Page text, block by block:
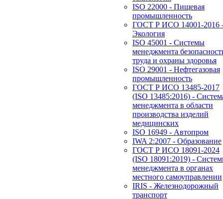
ISO 22000 - Пищевая
промышленность
ГОСТ Р ИСО 14001-2016
Экология
ISO 45001 - Системы
менеджмента
труда и охраны здоровья
ISO 29001 - Нефтегазовая
промышленность
ГОСТ Р ИСО 13485-2017
(ISO 13485:2016) -
менеджмента в области
производства изделий
медицинских
ISO 16949 - Автопром
IWA 2:2007 - Образование
ГОСТ Р ИСО 18091-2024
(ISO 18091:2019) -
менеджмента в органах
местного самоуправлении
IRIS - Железнодорожный
транспорт